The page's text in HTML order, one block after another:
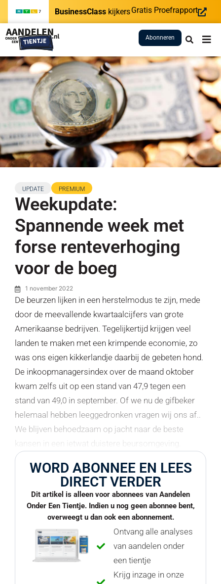
BusinessClass kijkersGratis Proefrapport
Abonneren
UPDATE PREMIUM
Weekupdate:
Spannende week met
forse renteverhoging
voor de boeg
1 november 2022
De beurzen lijken in een herstelmodus te zijn, mede
door de meevallende kwartaalcijfers van grote
Amerikaanse bedrijven. Tegelijkertijd krijgen veel
landen te maken met een krimpende economie, zo
was ons eigen kikkerlandje daarbij de gebeten hond.
De inkoopmanagersindex over de maand oktober
kwam zelfs uit op een stand van 47,9 tegen een
stand van 49,0 in september. Of we nu de gifbeker
helemaal hebben leeggedronken vragen wij ons af..
We blijven behoedzaam op jacht naar de beste
kansen in een ietwat duistere beursomgeving.
WORD ABONNEE EN LEES
DIRECT VERDER
Dit artikel is alleen voor abonnees van Aandelen
Onder Een Tientje. Indien u nog geen abonnee bent,
overweegt u dan ook een abonnement.
Ontvang alle analyses
van aandelen onder
een tientje
Krijg inzage in onze